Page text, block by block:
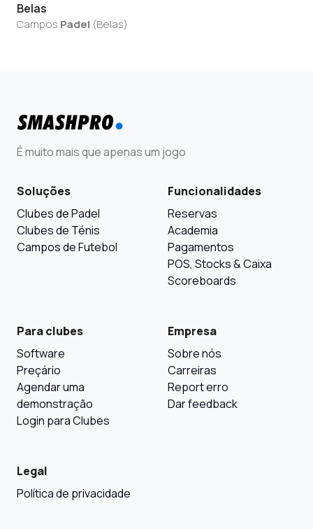
Belas
Campos Padel (Belas)
É muito mais que apenas um jogo
Soluções
Clubes de Padel
Clubes de Ténis
Campos de Futebol
Funcionalidades
Reservas
Academia
Pagamentos
POS, Stocks & Caixa
Scoreboards
Para clubes
Software
Preçário
Agendar uma
demonstração
Login para Clubes
Empresa
Sobre nós
Carreiras
Report erro
Dar feedback
Legal
Política de privacidade